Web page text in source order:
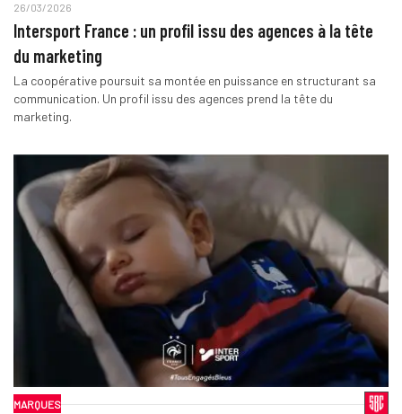
26/03/2026
Intersport France : un profil issu des agences à la tête
du marketing
La coopérative poursuit sa montée en puissance en structurant sa
communication. Un profil issu des agences prend la tête du
marketing.
MARQUES